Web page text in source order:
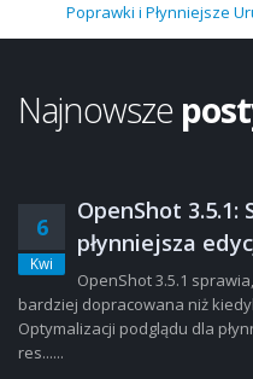
Poprawki i Płynniejsze
Najnowsze
6
Kwi
OpenShot 3.5.1:
płynniejsza
OpenShot 3.5.1
bardziej dopracowana niż
Optymalizacji podglądu dla
res......